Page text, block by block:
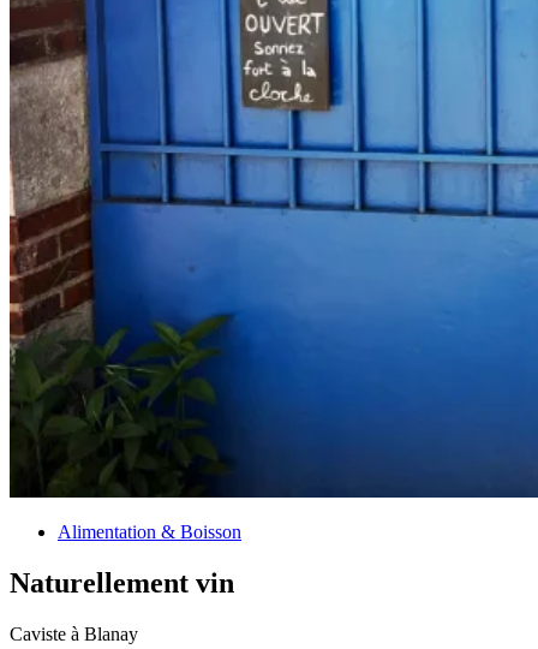
Alimentation & Boisson
Naturellement vin
Caviste à Blanay